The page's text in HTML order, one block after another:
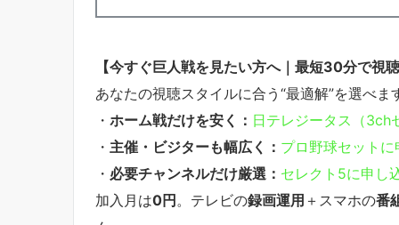
【今すぐ巨人戦を見たい方へ｜最短30分で視
あなたの視聴スタイルに合う“最適解”を選べま
・ ホーム戦だけを安く： 日テレジータス（3ch
・ 主催・ビジターも幅広く： プロ野球セットに
・ 必要チャンネルだけ厳選： セレクト5に申し
加入月は0円。テレビの録画運用 ＋スマホの番